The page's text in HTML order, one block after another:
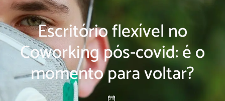
Escritório flexível no
Coworking pós-covid: é o
momento para voltar?